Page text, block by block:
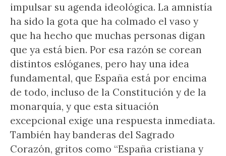
impulsar su agenda ideológica. La amnistía
ha sido la gota que ha colmado el vaso y
que ha hecho que muchas personas digan
que ya está bien. Por esa razón se corean
distintos eslóganes, pero hay una idea
fundamental, que España está por encima
de todo, incluso de la Constitución y de la
monarquía, y que esta situación
excepcional exige una respuesta inmediata.
También hay banderas del Sagrado
Corazón, gritos como “España cristiana y